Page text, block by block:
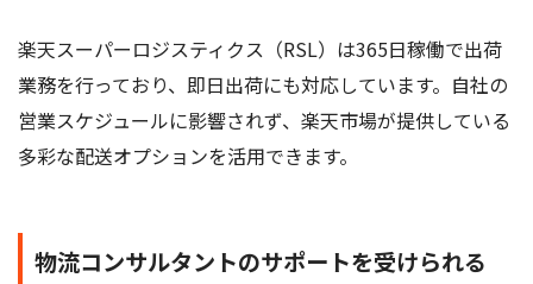
楽天スーパーロジスティクス（RSL）は365日稼働で出荷
業務を行っており、即日出荷にも対応しています。自社の
営業スケジュールに影響されず、楽天市場が提供している
多彩な配送オプションを活用できます。
物流コンサルタントのサポートを受けられる